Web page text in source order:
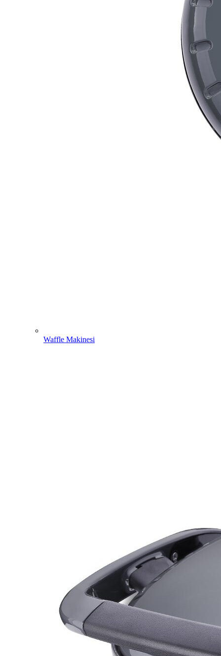
Waffle Makinesi